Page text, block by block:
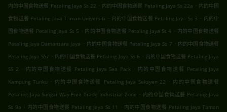
内的中国食物送餐 Petaling Jaya Ss 22 . 内的中国食物送餐 Petaling Jaya Ss 22a . 内的中国
食物送餐 Petaling Jaya Taman Universiti . 内的中国食物送餐 Petaling Jaya Ss 3 . 内的中
国食物送餐 Petaling Jaya Ss 5 . 内的中国食物送餐 Petaling Jaya Ss 4 . 内的中国食物送餐
Petaling Jaya Damansara Jaya . 内的中国食物送餐 Petaling Jaya Ss 7 . 内的中国食物送餐
Petaling Jaya SS7 . 内的中国食物送餐 Petaling Jaya Ss 6 . 内的中国食物送餐 Petaling Jaya
SS 2 . 内的中国食物送餐 Petaling Jaya Sea Park . 内的中国食物送餐 Petaling Jaya
Kampung Tunku . 内的中国食物送餐 Petaling Jaya Seksyen 22 . 内的中国食物送餐
Petaling Jaya Sungai Way Free Trade Industrial Zone . 内的中国食物送餐 Petaling Jaya
Ss 9a . 内的中国食物送餐 Petaling Jaya Ss 11 . 内的中国食物送餐 Petaling Jaya Taman